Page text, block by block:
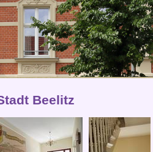
Beelitz